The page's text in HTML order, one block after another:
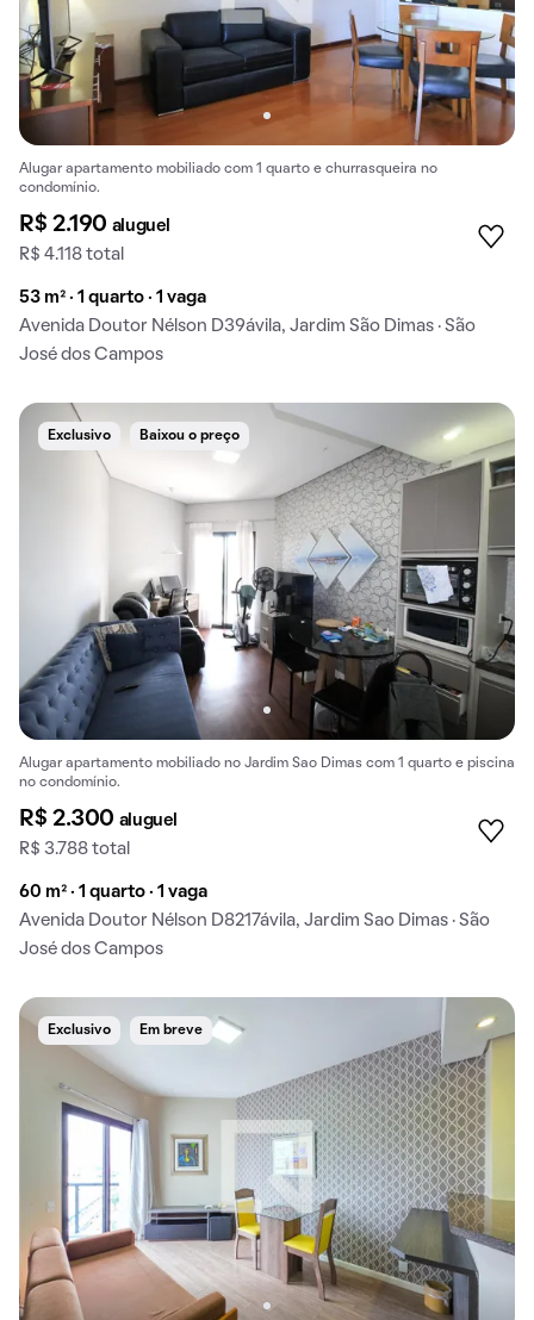
Alugar apartamento mobiliado com 1 quarto e churrasqueira no
condomínio.
R$ 2.190 aluguel
R$ 4.118 total
53 m² · 1 quarto · 1 vaga
Avenida Doutor Nélson D39ávila, Jardim São Dimas · São
José dos Campos
Exclusivo Baixou o preço
Alugar apartamento mobiliado no Jardim Sao Dimas com 1 quarto e piscina
no condomínio.
R$ 2.300 aluguel
R$ 3.788 total
60 m² · 1 quarto · 1 vaga
Avenida Doutor Nélson D8217ávila, Jardim Sao Dimas · São
José dos Campos
Exclusivo Em breve